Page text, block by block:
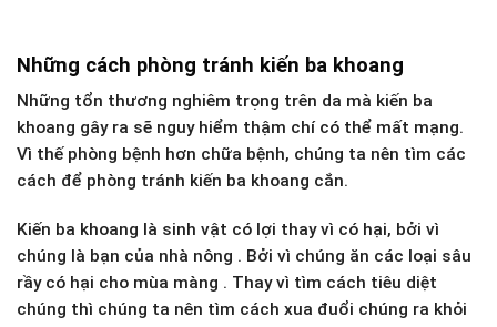
Những cách phòng tránh kiến ba khoang
Những tổn thương nghiêm trọng trên da mà kiến ba
khoang gây ra sẽ nguy hiểm thậm chí có thể mất mạng.
Vì thế phòng bệnh hơn chữa bệnh, chúng ta nên tìm các
cách để phòng tránh kiến ba khoang cắn.
Kiến ba khoang là sinh vật có lợi thay vì có hại, bởi vì
chúng là bạn của nhà nông . Bởi vì chúng ăn các loại sâu
rầy có hại cho mùa màng . Thay vì tìm cách tiêu diệt
chúng thì chúng ta nên tìm cách xua đuổi chúng ra khỏi